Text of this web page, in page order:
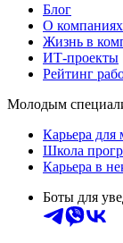
Блог
О
Жизнь в
ИТ-проекты
Рейтинг
Молодым
Карьера для
Школа
Карьера в
Боты для